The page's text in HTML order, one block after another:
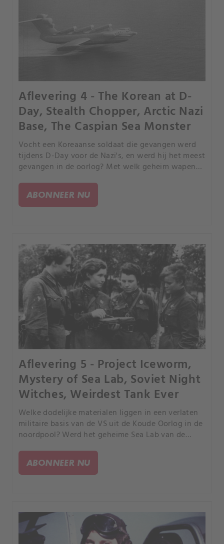
Aflevering 4 - The Korean at D-
Day, Stealth Chopper, Arctic Nazi
Base, The Caspian Sea Monster
Vocht een Koreaanse soldaat die gevangen werd
tijdens D-Day voor de Nazi's, en werd hij het meest
gevangen in de oorlog? Met welk geheim wapen
Laden? Kent een militaire basis op Groenland nazi-
geheimen?.
ABONNEER NU
Aflevering 5 - Project Iceworm,
Mystery of Sea Lab, Soviet Night
Witches, Weirdest Tank Ever
Welke dodelijke materialen liggen in een verlaten
militaire basis van de VS uit de Koude Oorlog in de
noordpool? Werd het geheime Sea Lab van de
de mysterieuze en dodelijke Sovjetpiloten,
"Nachtheksen"?.
ABONNEER NU